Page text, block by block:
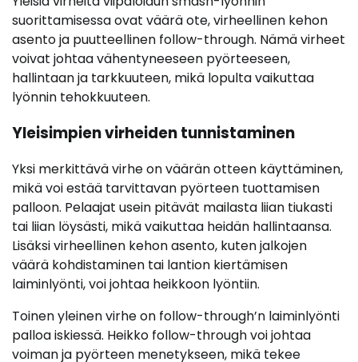
suorittamisessa ovat väärä ote, virheellinen kehon
asento ja puutteellinen follow-through. Nämä virheet
voivat johtaa vähentyneeseen pyörteeseen,
hallintaan ja tarkkuuteen, mikä lopulta vaikuttaa
lyönnin tehokkuuteen.
Yleisimpien virheiden tunnistaminen
Yksi merkittävä virhe on väärän otteen käyttäminen,
mikä voi estää tarvittavan pyörteen tuottamisen
palloon. Pelaajat usein pitävät mailasta liian tiukasti
tai liian löysästi, mikä vaikuttaa heidän hallintaansa.
Lisäksi virheellinen kehon asento, kuten jalkojen
väärä kohdistaminen tai lantion kiertämisen
laiminlyönti, voi johtaa heikkoon lyöntiin.
Toinen yleinen virhe on follow-through’n laiminlyönti
palloa iskiessä. Heikko follow-through voi johtaa
voiman ja pyörteen menetykseen, mikä tekee